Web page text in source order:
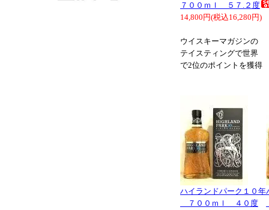
７００ｍｌ ５７.２度
14,800円(税込16,280円)
ウイスキーマガジンの
テイスティングで世界
で2位のポイントを獲得
ハイランドパーク１０年
７００ｍｌ ４０度